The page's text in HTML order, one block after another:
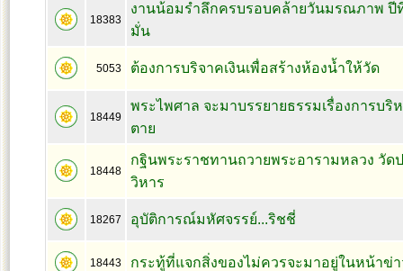
18383
งานน้อมรำลึกครบรอบคล้ายวันมรณภาพ ปี
มั่น
5053 ต้องการบริจาคเงินเพื่อสร้างห้องน้ำให้วัด
18449
พระไพศาล จะมาบรรยายธรรมเรื่องการบริ
ตาย
18448
กฐินพระราชทานถวายพระอารามหลวง วัด
วิหาร
18267 อุบัติการณ์มหัศจรรย์...ริชชี่
18443 กระทู้ที่แจกสิ่งของไม่ควรจะมาอยู่ในหน้าข่